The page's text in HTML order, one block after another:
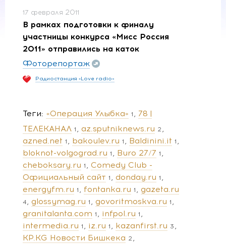
17 февраля 2011
В рамках подготовки к финалу
участницы конкурса «Мисс Россия
2011» отправились на каток
Фоторепортаж
Радиостанция «Love radio»
Теги «Операция Улыбка» 1
78 |
ТЕЛЕКАНАЛ 1 az.sputniknews.ru 2
azned.net 1 bakoulev.ru 1 Baldinini.it 1
bloknot-volgograd.ru 1 Buro 27/7 1
cheboksary.ru 1
Comedy Club -
Официальный сайт 1 donday.ru 1
energyfm.ru 1 fontanka.ru 1 gazeta.ru
4 glossymag.ru 1 govoritmoskva.ru 1
granitalanta.com 1 infpol.ru 1
intermedia.ru 1 iz.ru 1 kazanfirst.ru 3
KP.KG Новости Бишкека 2